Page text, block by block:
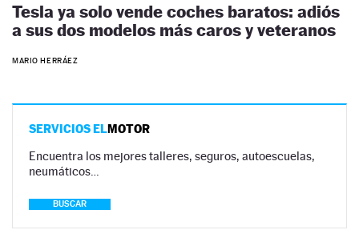
Tesla ya solo vende coches baratos: adiós
a sus dos modelos más caros y veteranos
MARIO HERRÁEZ
SERVICIOS ELMOTOR
Encuentra los mejores talleres, seguros, autoescuelas,
neumáticos…
BUSCAR